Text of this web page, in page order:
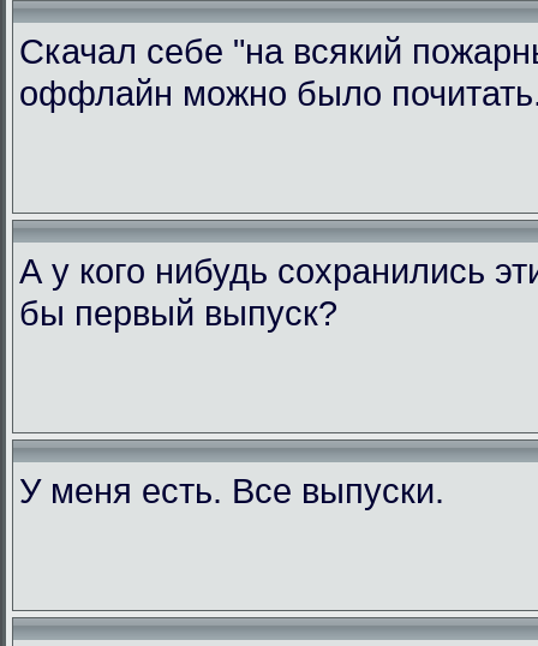
Скачал себе "на всякий
оффлайн можно было
А у кого нибудь сохранились
бы первый выпуск?
У меня есть. Все выпуски.